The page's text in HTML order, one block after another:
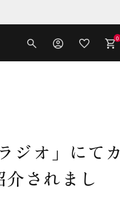
0
ジオ」にてカ
されまし